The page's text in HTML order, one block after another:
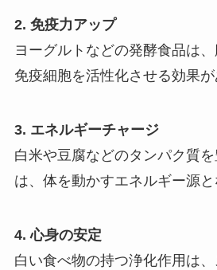
2. 免疫力アップ
ヨーグルトなどの発酵食品は、
免疫細胞を活性化させる効果が
3. エネルギーチャージ
白米や豆腐などのタンパク質
は、体を動かすエネルギー源と
4. 心身の安定
白い食べ物の持つ浄化作用は